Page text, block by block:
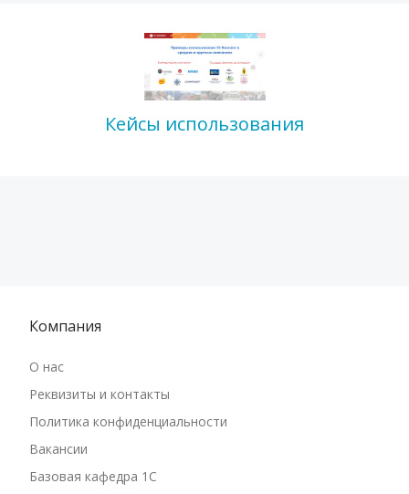
Кейсы использования
Компания
О нас
Реквизиты и контакты
Политика конфиденциальности
Вакансии
Базовая кафедра 1С